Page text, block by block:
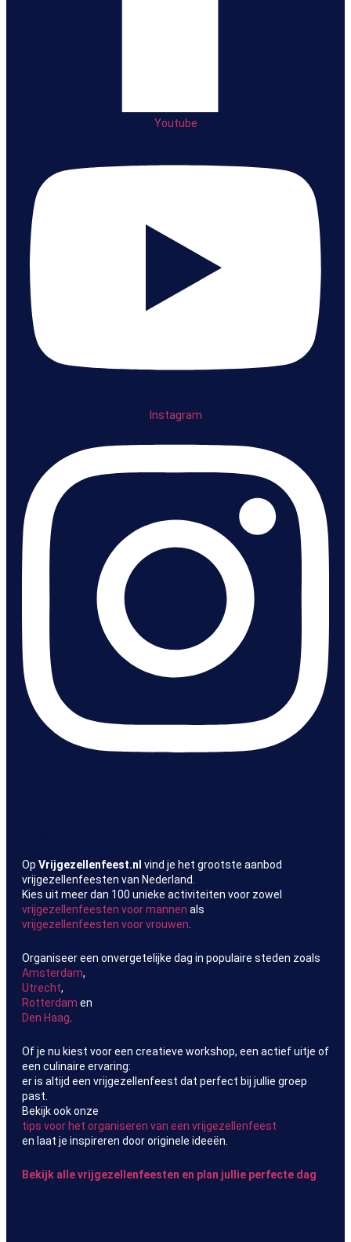
Youtube
Instagram
Op Vrijgezellenfeest.nl vind je het grootste aanbod
vrijgezellenfeesten van Nederland.
Kies uit meer dan 100 unieke activiteiten voor zowel
vrijgezellenfeesten voor mannen als
vrijgezellenfeesten voor vrouwen
Organiseer een onvergetelijke dag in populaire steden zoals
Amsterdam,
Utrecht,
Rotterdam en
Den Haag
Of je nu kiest voor een creatieve workshop, een actief uitje of
een culinaire ervaring:
er is altijd een vrijgezellenfeest dat perfect bij jullie groep
past.
Bekijk ook onze
tips voor het organiseren van een vrijgezellenfeest
en laat je inspireren door originele ideeën.
Bekijk alle vrijgezellenfeesten en plan jullie perfecte dag